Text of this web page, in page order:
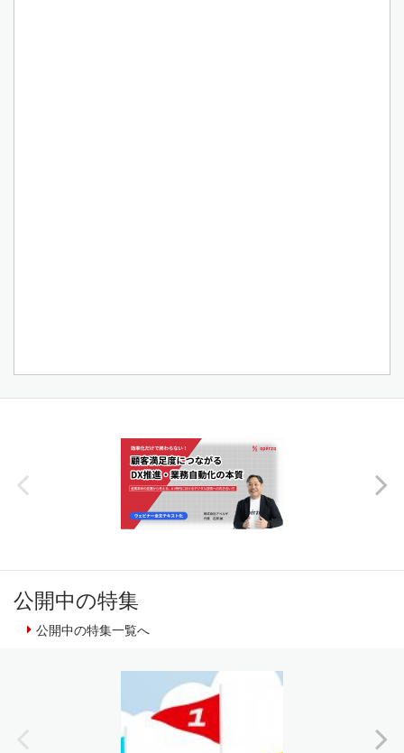
公開中の特集
公開中の特集一覧へ